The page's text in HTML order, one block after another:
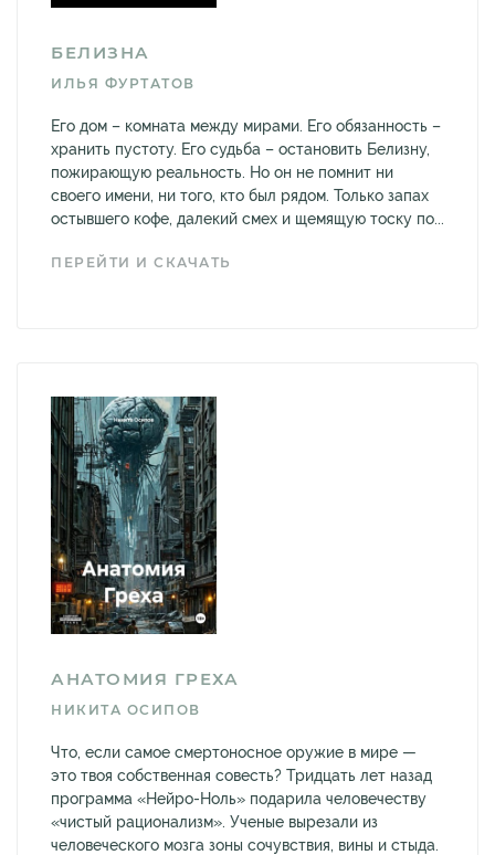
БЕЛИЗНА
ИЛЬЯ ФУРТАТОВ
Его дом – комната между мирами. Его обязанность –
хранить пустоту. Его судьба – остановить Белизну,
пожирающую реальность. Но он не помнит ни
своего имени, ни того, кто был рядом. Только запах
остывшего кофе, далекий смех и щемящую тоску по...
ПЕРЕЙТИ И СКАЧАТЬ
АНАТОМИЯ ГРЕХА
НИКИТА ОСИПОВ
Что, если самое смертоносное оружие в мире —
это твоя собственная совесть? Тридцать лет назад
программа «Нейро-Ноль» подарила человечеству
«чистый рационализм». Ученые вырезали из
человеческого мозга зоны сочувствия, вины и стыда.